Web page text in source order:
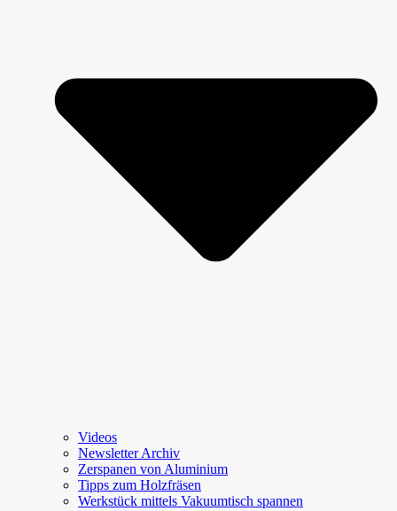
Videos
Newsletter Archiv
Zerspanen von Aluminium
Tipps zum Holzfräsen
Werkstück mittels Vakuumtisch spannen